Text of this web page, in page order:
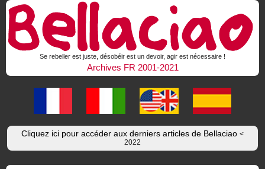
Se rebeller est juste, désobéir est un devoir, agir est nécessaire !
Archives FR 2001-2021
Cliquez ici pour accéder aux derniers articles de Bellaciao <
2022